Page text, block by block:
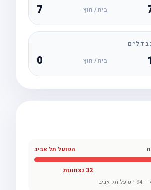
בית / חוץ 7
בית / חוץ 0
הפועל תל אביב
32 נצחונות
—
94 הפועל תל אביב